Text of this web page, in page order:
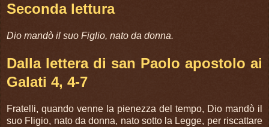
Seconda lettura
Dio mandò il suo Figlio, nato da donna.
Dalla lettera di san Paolo apostolo ai
Galati 4, 4-7
Fratelli, quando venne la pienezza del tempo, Dio mandò il
suo Fligio, nato da donna, nato sotto la Legge, per riscattare